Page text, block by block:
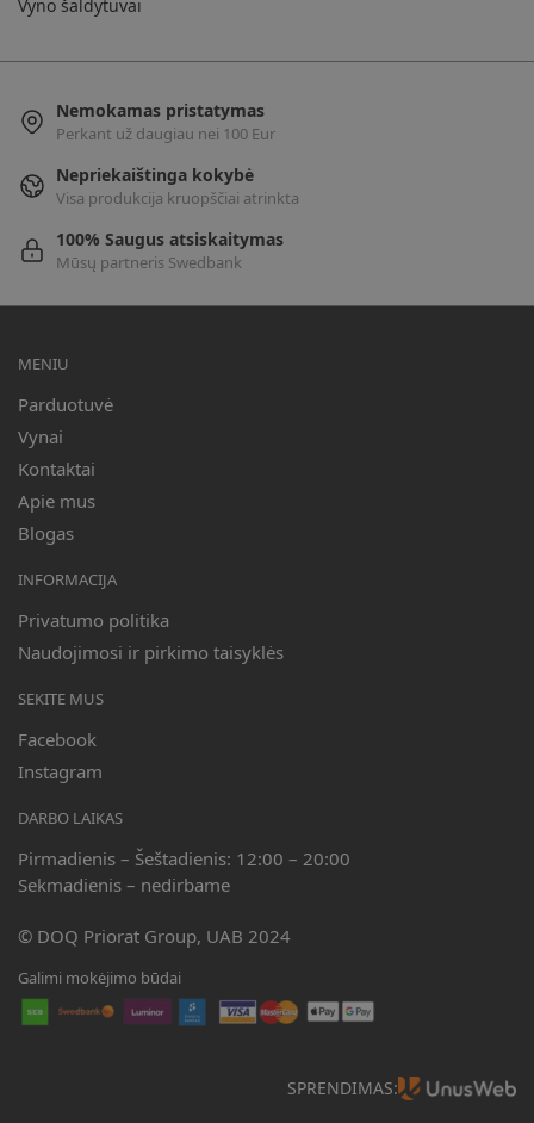
Vyno šaldytuvai
Nemokamas pristatymas
Perkant už daugiau nei 100 Eur
Nepriekaištinga kokybė
Visa produkcija kruopščiai atrinkta
100% Saugus atsiskaitymas
Mūsų partneris Swedbank
MENIU
Parduotuvė
Vynai
Kontaktai
Apie mus
Blogas
INFORMACIJA
Privatumo politika
Naudojimosi ir pirkimo taisyklės
SEKITE MUS
Facebook
Instagram
DARBO LAIKAS
Pirmadienis – Šeštadienis: 12:00 – 20:00
Sekmadienis – nedirbame
© DOQ Priorat Group, UAB 2024
Galimi mokėjimo būdai
SPRENDIMAS: